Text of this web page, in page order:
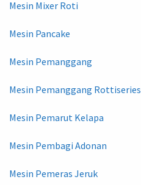
Mesin Mixer Roti
Mesin Pancake
Mesin Pemanggang
Mesin Pemanggang Rottiseries
Mesin Pemarut Kelapa
Mesin Pembagi Adonan
Mesin Pemeras Jeruk